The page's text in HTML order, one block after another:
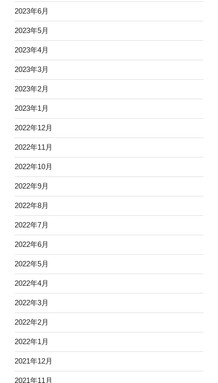
2023年6月
2023年5月
2023年4月
2023年3月
2023年2月
2023年1月
2022年12月
2022年11月
2022年10月
2022年9月
2022年8月
2022年7月
2022年6月
2022年5月
2022年4月
2022年3月
2022年2月
2022年1月
2021年12月
2021年11月